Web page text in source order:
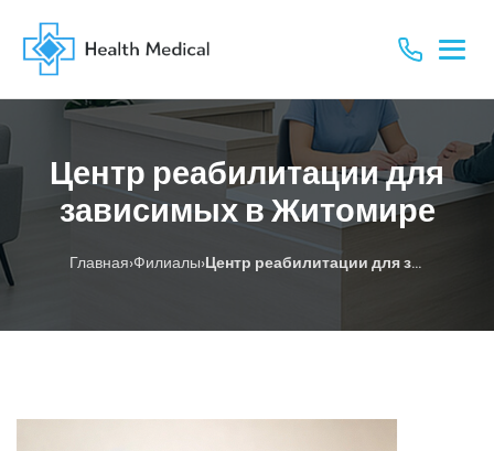
Центр реабилитации для
зависимых в Житомире
Главная›Филиалы› Центр реабилитации для зависимых в Житомире